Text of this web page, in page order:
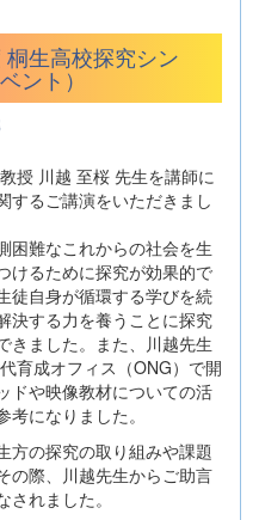
生高校探究シン
ント）
授 川越 至桜 先生を講師に
するご講演をいただきまし
困難なこれからの社会を生
けるために探究が効果的で
徒自身が循環する学びを続
決する力を養うことに探究
きました。また、川越先生
育成オフィス（ONG）で開
ドや映像教材についての活
になりました。
方の探究の取り組みや課題
の際、川越先生からご助言
れました。